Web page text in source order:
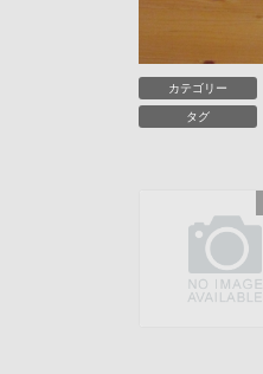
カテゴリー
タグ